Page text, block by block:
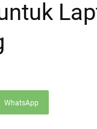
WhatsApp